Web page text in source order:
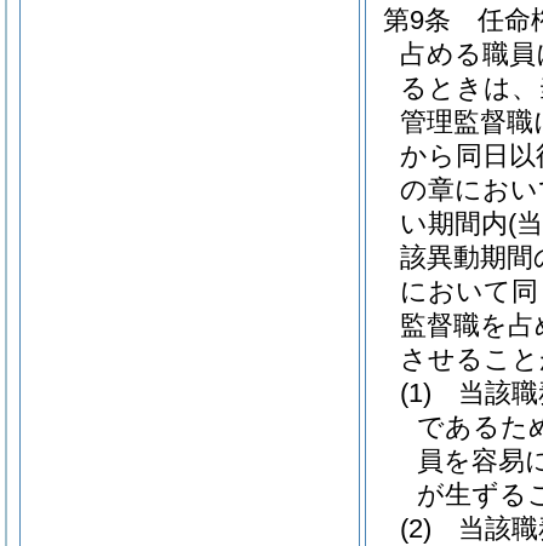
第9条
任命
占める職
るときは
管理監督職
から同日
の章にお
い期間内(
該異動期
において
監督職を
させるこ
(1)
当該
であるた
員を容易
が生ずる
(2)
当該